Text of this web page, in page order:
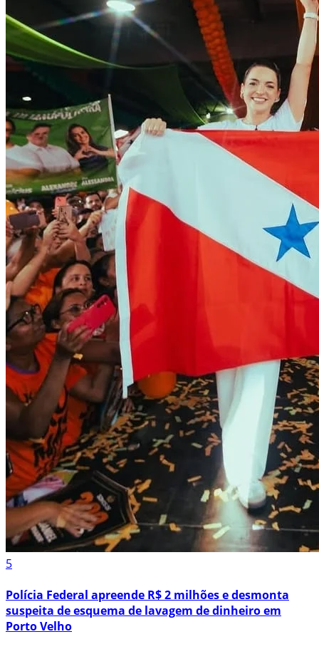
5
Polícia Federal apreende R$ 2 milhões e desmonta
suspeita de esquema de lavagem de dinheiro em
Porto Velho